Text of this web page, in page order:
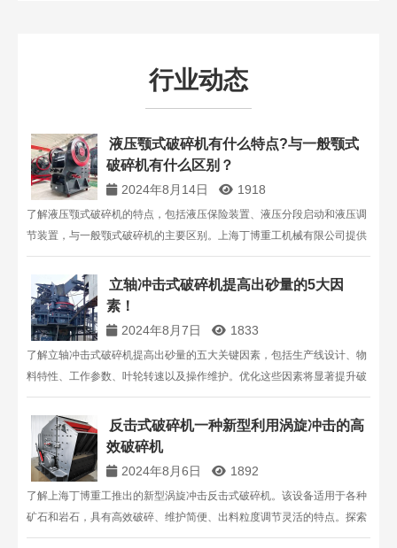
行业动态
液压颚式破碎机有什么特点?与一般颚式
破碎机有什么区别？
2024年8月14日 1918
了解液压颚式破碎机的特点，包括液压保险装置、液压分段启动和液压调
节装置，与一般颚式破碎机的主要区别。上海丁博重工机械有限公司提供
高效液压颚式破碎机解决方案，满足各种工业需求。
立轴冲击式破碎机提高出砂量的5大因
素！
2024年8月7日 1833
了解立轴冲击式破碎机提高出砂量的五大关键因素，包括生产线设计、物
料特性、工作参数、叶轮转速以及操作维护。优化这些因素将显著提升破
碎机的生产能力和效率。更多详情，请联系上海丁博重工，电话：
13816711123。
反击式破碎机一种新型利用涡旋冲击的高
效破碎机
2024年8月6日 1892
了解上海丁博重工推出的新型涡旋冲击反击式破碎机。该设备适用于各种
矿石和岩石，具有高效破碎、维护简便、出料粒度调节灵活的特点。探索
其在矿山、石灰石、混凝土等领域的应用优势。